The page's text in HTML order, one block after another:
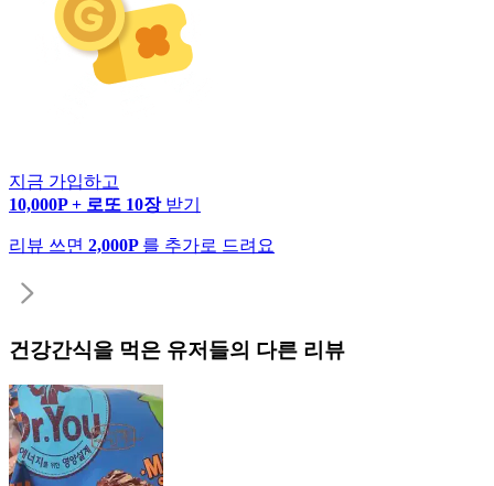
지금 가입하고
10,000P + 로또 10장 받기
리뷰 쓰면 2,000P 를 추가로 드려요
건강간식을 먹은 유저들의 다른 리뷰